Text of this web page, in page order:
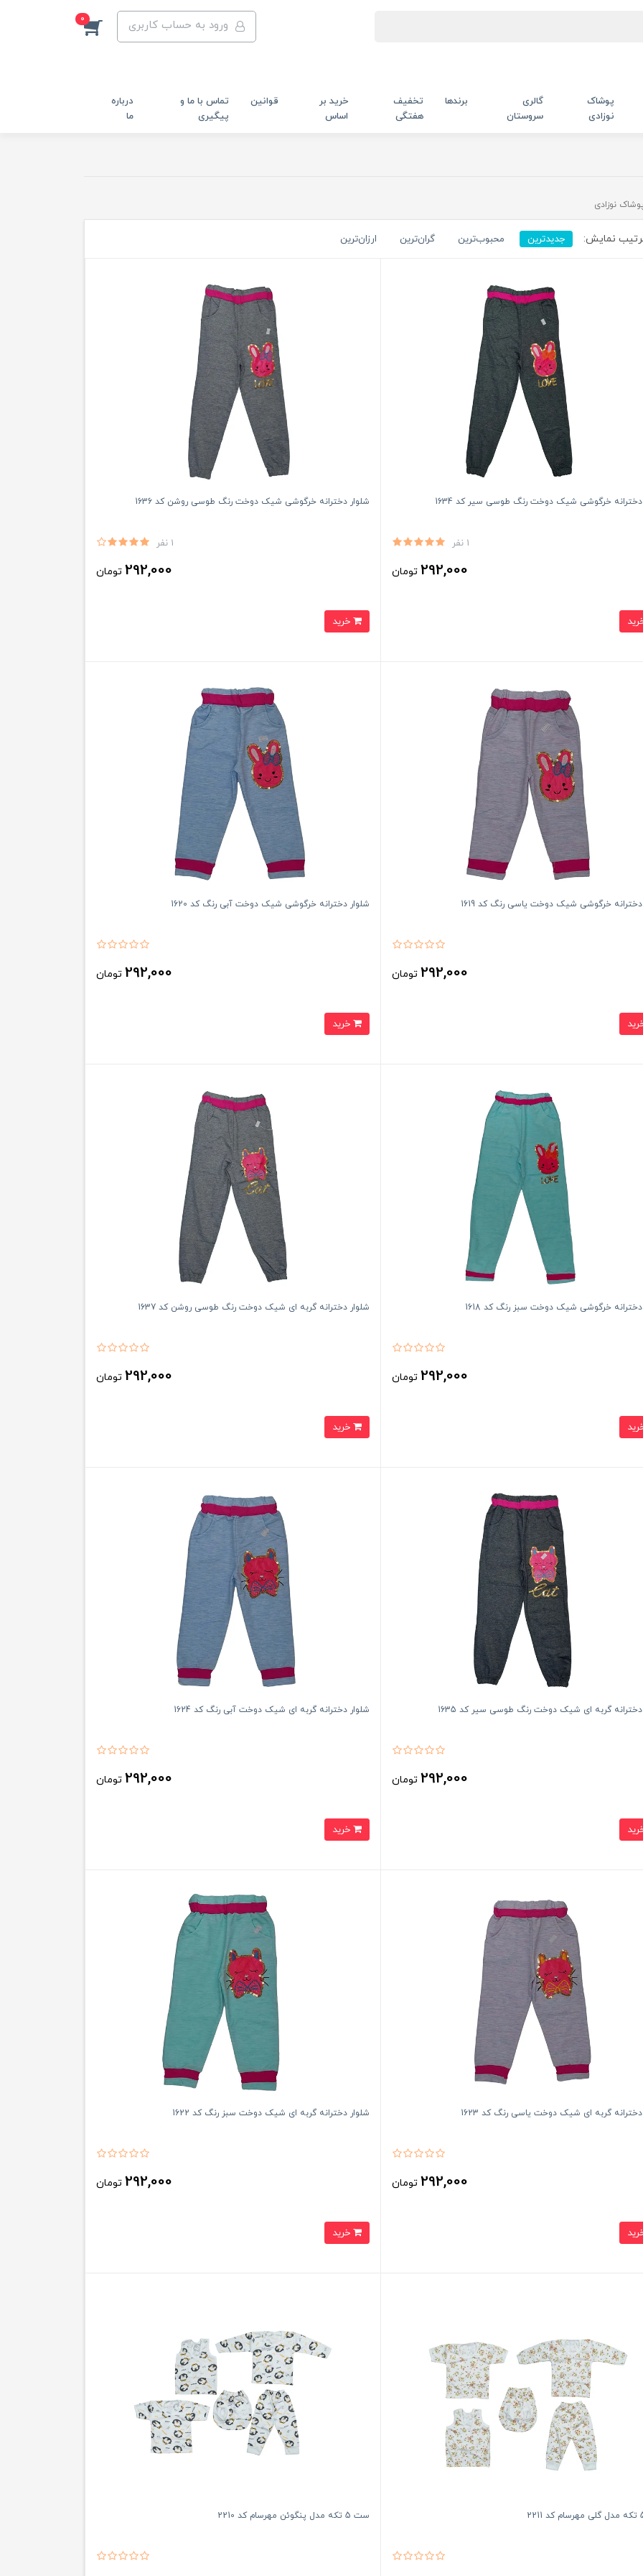
ورود به حساب کاربری 0
پوشاک
نوزادی
گالری
سروستان
برندها
تخفیف
هفتگی
خرید بر
اساس
قوانین
تماس با ما و
پیگیری
درباره
ما
نوزادی
نمایش: جدیدترین محبوب‌ترین گران‌ترین ارزان‌ترین
دخترانه خرگوشی شیک دوخت رنگ طوسی سیر کد 1634
1 نفر
292,000 تومان
شلوار دخترانه خرگوشی شیک دوخت رنگ طوسی روشن کد 1636
1 نفر
292,000 تومان
خرید
دخترانه خرگوشی شیک دوخت یاسی رنگ کد 1619
292,000 تومان
شلوار دخترانه خرگوشی شیک دوخت آبی رنگ کد 1620
292,000 تومان
خرید
دخترانه خرگوشی شیک دوخت سبز رنگ کد 1618
292,000 تومان
شلوار دخترانه گربه ای شیک دوخت رنگ طوسی روشن کد 1637
292,000 تومان
خرید
دخترانه گربه ای شیک دوخت رنگ طوسی سیر کد 1635
292,000 تومان
شلوار دخترانه گربه ای شیک دوخت آبی رنگ کد 1624
292,000 تومان
خرید
گربه ای شیک دوخت یاسی رنگ کد 1623
292,000 تومان
شلوار دخترانه گربه ای شیک دوخت سبز رنگ کد 1622
292,000 تومان
خرید
ست 5 تکه مدل پنگوئن مهرسام کد 2210